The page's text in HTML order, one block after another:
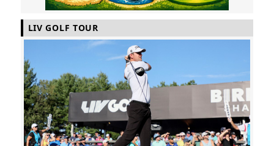
LIV GOLF TOUR